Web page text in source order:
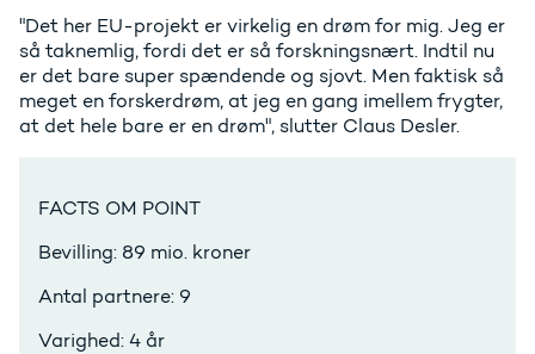
"Det her EU-projekt er virkelig en drøm for mig. Jeg er
så taknemlig, fordi det er så forskningsnært. Indtil nu
er det bare super spændende og sjovt. Men faktisk så
meget en forskerdrøm, at jeg en gang imellem frygter,
at det hele bare er en drøm", slutter Claus Desler.
FACTS OM POINT
Bevilling: 89 mio. kroner
Antal partnere: 9
Varighed: 4 år